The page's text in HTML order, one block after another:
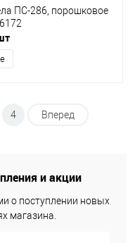
ПС-286, порошковое
4 Вперед
и акции
о поступлении новых
магазина.